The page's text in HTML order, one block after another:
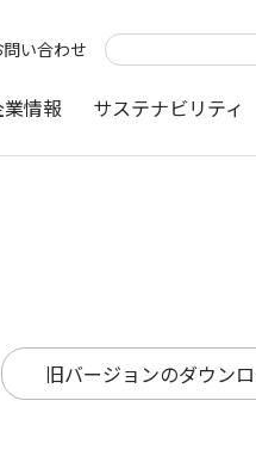
い合わせ
情報 サステナビリティ
旧バージョンのダウン